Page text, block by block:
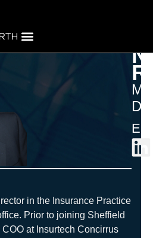
in the Insurance Practice
Prior to joining Sheffield
at Insurtech Concirrus